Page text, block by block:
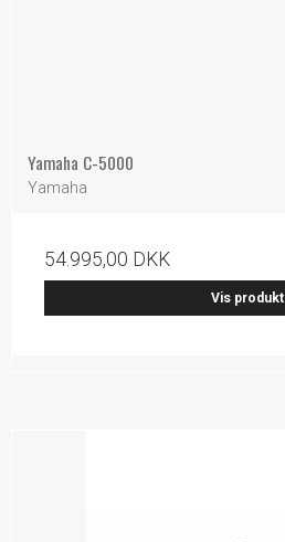
Yamaha C-5000
Yamaha
54.995,00 DKK
Vis produkt